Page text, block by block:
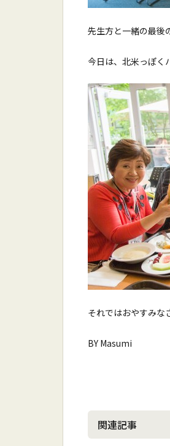
先生方と一緒の最後
今日は、北米っぽく
それではおやすみな
BY Masumi
関連記事